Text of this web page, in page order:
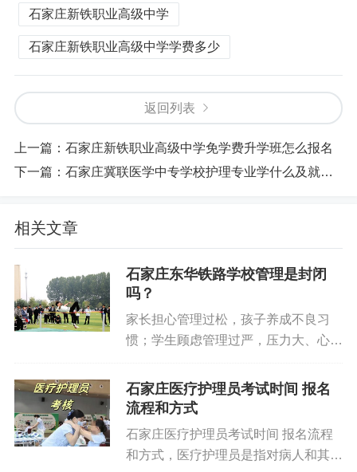
石家庄新铁职业高级中学
石家庄新铁职业高级中学学费多少
返回列表
上一篇： 石家庄新铁职业高级中学免学费升学班怎么报名
下一篇： 石家庄冀联医学中专学校护理专业学什么及就业方向
相关文章
石家庄东华铁路学校管理是封闭
吗？
家长担心管理过松，孩子养成不良习
惯；学生顾虑管理过严，压力大、心情
到底怎么样？是军事化管理吗？跟着于
老师一起详细了解～石家庄东华铁路学
式，既抓规范养成，又含人文关怀，做
到严中有度。新生入学军训：筑牢习惯
石家庄医疗护理员考试时间 报名
流程和方式
石家庄医疗护理员考试时间 报名流程
和方式，医疗护理员是指对病人和其他